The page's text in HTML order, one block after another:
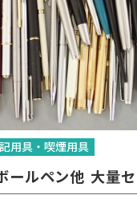
用具・喫煙用具
ールペン他 大量